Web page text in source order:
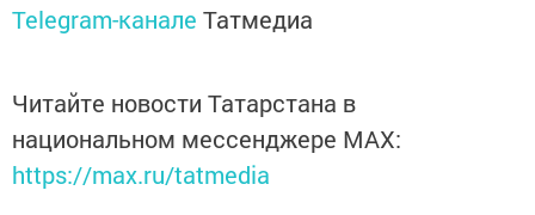
Telegram-канале Татмедиа
Читайте новости Татарстана в
национальном мессенджере MАХ:
https://max.ru/tatmedia